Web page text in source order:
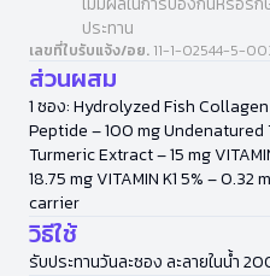
ประทาน
เลขที่ใบรับแจ้ง/อย. 11-1-02544-5-
ส่วนผสม
1 ซอง: Hydrolyzed Fish
Peptide – 100 mg Undenatured
Turmeric Extract – 15 mg
18.75 mg VITAMIN K1 5% –
carrier
วิธีใช้
รับประทานวันละซอง ละลายในน้ำ